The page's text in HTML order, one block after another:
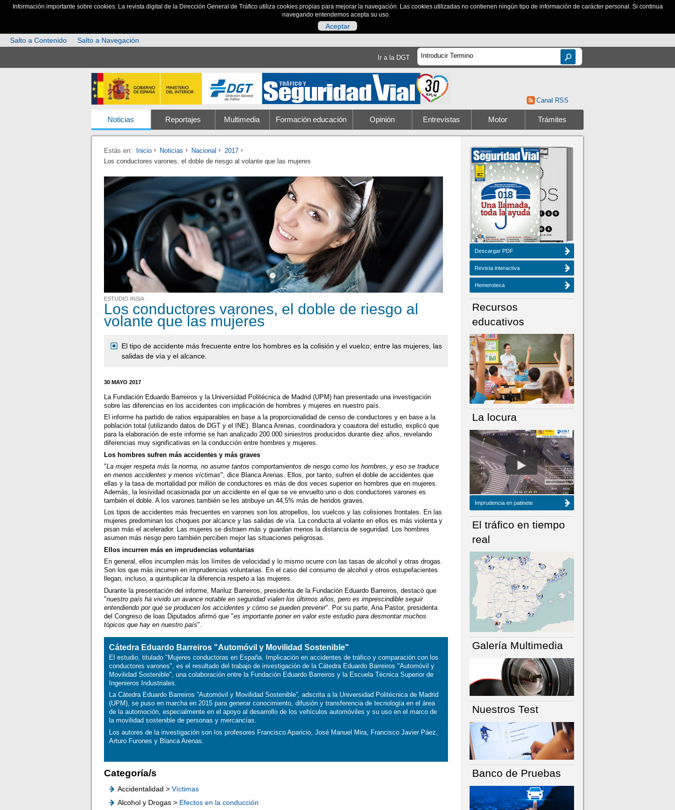
Información importante sobre cookies: La revista digital de la Dirección General de Tráfico utiliza cookies propias para mejorar la navegación. Las cookies utilizadas no contienen ningún tipo de información de carácter personal. Si continua
navegando entendemos acepta su uso.
Aceptar
Salto a Contenido
Salto a Navegación
Ir a la DGT
Canal RSS
Noticias Reportajes Multimedia Formación educación Opinión Entrevistas Motor Trámites
Estás en: Inicio Noticias Nacional
2017
Los conductores varones, el doble de riesgo al volante que las mujeres
ESTUDIO INSIA
Los conductores varones, el doble de riesgo al
volante que las mujeres
El tipo de accidente más frecuente entre los hombres es la colisión y el vuelco; entre las mujeres, las
salidas de vía y el alcance.
30 MAYO 2017
La Fundación Eduardo Barreiros y la Universidad Politécnica de Madrid (UPM) han presentado una investigación
sobre las diferencias en los accidentes con implicación de hombres y mujeres en nuestro país.
El informe ha partido de ratios equiparables en base a la proporcionalidad de censo de conductores y en base a la
población total (utilizando datos de DGT y el INE). Blanca Arenas, coordinadora y coautora del estudio, explicó que
para la elaboración de este informe se han analizado 200.000 siniestros producidos durante diez años, revelando
diferencias muy significativas en la conducción entre hombres y mujeres.
Los hombres sufren más accidentes y más graves
"La mujer respeta más la norma, no asume tantos comportamientos de riesgo como los hombres, y eso se traduce
en menos accidentes y menos víctimas", dice Blanca Arenas. Ellos, por tanto, sufren el doble de accidentes que
ellas y la tasa de mortalidad por millón de conductores es más de dos veces superior en hombres que en mujeres.
Además, la lesividad ocasionada por un accidente en el que se ve envuelto uno o dos conductores varones es
también el doble. A los varones también se les atribuye un 44,5% más de heridos graves.
Los tipos de accidentes más frecuentes en varones son los atropellos, los vuelcos y las colisiones frontales. En las
mujeres predominan los choques por alcance y las salidas de vía. La conducta al volante en ellos es más violenta y
pisan más el acelerador. Las mujeres se distraen más y guardan menos la distancia de seguridad. Los hombres
asumen más riesgo pero también perciben mejor las situaciones peligrosas.
Ellos incurren más en imprudencias voluntarias
En general, ellos incumplen más los límites de velocidad y lo mismo ocurre con las tasas de alcohol y otras drogas.
Son los que más incurren en imprudencias voluntarias. En el caso del consumo de alcohol y otros estupefacientes
llegan, incluso, a quintuplicar la diferencia respeto a las mujeres.
Durante la presentación del informe, Mariluz Barreiros, presidenta de la Fundación Eduardo Barreiros, destacó que
"nuestro país ha vivido un avance notable en seguridad vialen los últimos años, pero es imprescindible seguir
entendiendo por qué se producen los accidentes y cómo se pueden prevenir". Por su parte, Ana Pastor, presidenta
del Congreso de loas Diputados afirmó que "es importante poner en valor este estudio para desmontar muchos
tópicos que hay en nuestro país".
Cátedra Eduardo Barreiros "Automóvil y Movilidad Sostenible"
El estudio, titulado "Mujeres conductoras en España. Implicación en accidentes de tráfico y comparación con los
conductores varones", es el resultado del trabajo de investigación de la Cátedra Eduardo Barreiros "Automóvil y
Movilidad Sostenible", una colaboración entre la Fundación Eduardo Barreiros y la Escuela Técnica Superior de
Ingenieros Industriales.
La Cátedra Eduardo Barreiros “Automóvil y Movilidad Sostenible”, adscrita a la Universidad Politécnica de Madrid
(UPM), se puso en marcha en 2015 para generar conocimiento, difusión y transferencia de tecnología en el área
de la automoción, especialmente en el apoyo al desarrollo de los vehículos automóviles y su uso en el marco de
la movilidad sostenible de personas y mercancías.
Los autores de la investigación son los profesores Francisco Aparicio, José Manuel Mira, Francisco Javier Páez,
Arturo Furones y Blanca Arenas.
Categoría/s
Accidentalidad >Víctimas
Alcohol y Drogas > Efectos en la conducción
NÚMERO ACTUAL HEMEROTECA
Descargar PDF
Revista interactiva
Hemeroteca
Recursos
educativos
La locura
Imprudencia en patinete
El tráfico en tiempo
real
Galería Multimedia
Nuestros Test
Banco de Pruebas